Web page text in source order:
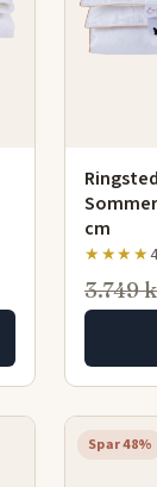
Ringsted
cm
★★★★
3.749
Spar 48%